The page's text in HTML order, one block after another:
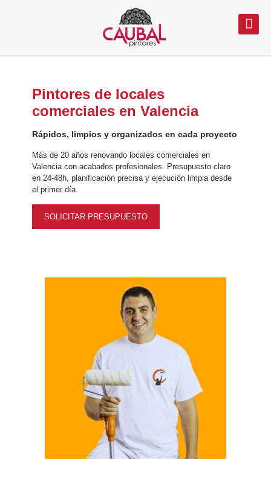
comerciales en Valencia
Rápidos, limpios y organizados en cada proyecto
Más de 20 años renovando locales comerciales en
en 24-48h, planificación precisa y ejecución limpia desde
el primer día.
Pintores de locales
comerciales en Valencia
Rápidos, limpios y organizados en cada proyecto
Más de 20 años renovando locales comerciales en
Valencia con acabados profesionales. Presupuesto claro
en 24-48h, planificación precisa y ejecución limpia desde
el primer día.
SOLICITAR PRESUPUESTO